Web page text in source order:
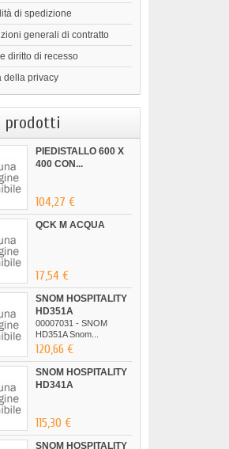
VX4 WIRED
GAMEPAD PS4...
di spedizione
generali di contratto
diritto di recesso
della privacy
prodotti
PIEDISTALLO 600 X
400 CON...
104,27 €
QCK M ACQUA
17,54 €
SNOM HOSPITALITY
HD351A
00007031 - SNOM
HD351A Snom...
120,66 €
SNOM HOSPITALITY
HD341A
115,30 €
SNOM HOSPITALITY